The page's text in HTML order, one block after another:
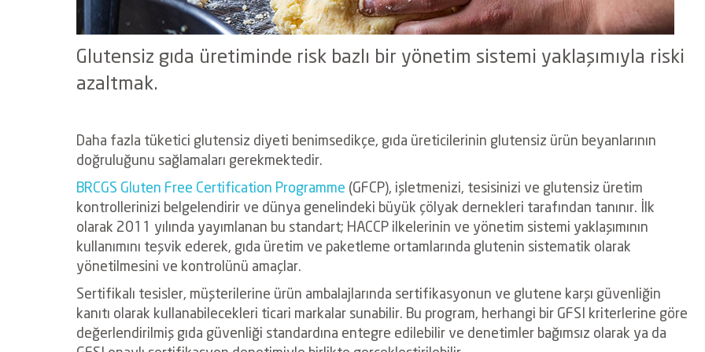
Glutensiz gıda üretiminde risk bazlı bir yönetim sistemi yaklaşımıyla riski
azaltmak.
Daha fazla tüketici glutensiz diyeti benimsedikçe, gıda üreticilerinin glutensiz ürün beyanlarının
doğruluğunu sağlamaları gerekmektedir.
BRCGS Gluten Free Certification Programme (GFCP), işletmenizi, tesisinizi ve glutensiz üretim
kontrollerinizi belgelendirir ve dünya genelindeki büyük çölyak dernekleri tarafından tanınır. İlk
olarak 2011 yılında yayımlanan bu standart; HACCP ilkelerinin ve yönetim sistemi yaklaşımının
kullanımını teşvik ederek, gıda üretim ve paketleme ortamlarında glutenin sistematik olarak
yönetilmesini ve kontrolünü amaçlar.
Sertifikalı tesisler, müşterilerine ürün ambalajlarında sertifikasyonun ve glutene karşı güvenliğin
kanıtı olarak kullanabilecekleri ticari markalar sunabilir. Bu program, herhangi bir GFSI kriterlerine göre
değerlendirilmiş gıda güvenliği standardına entegre edilebilir ve denetimler bağımsız olarak ya da